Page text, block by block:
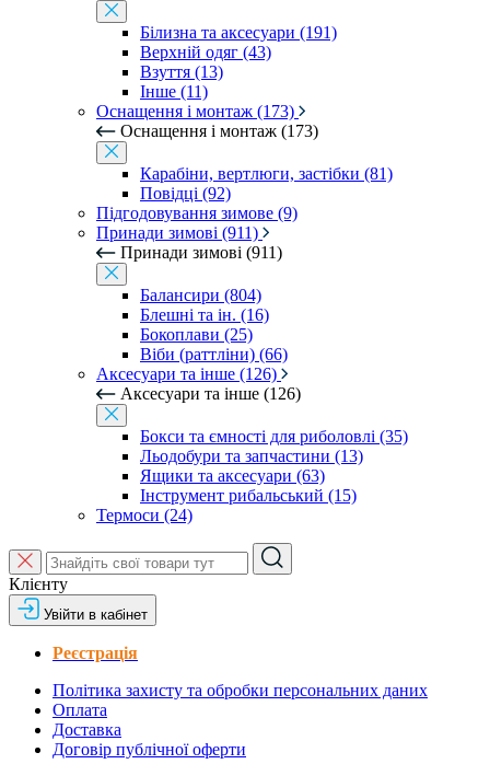
Білизна та аксесуари (191)
Верхній одяг (43)
Взуття (13)
Інше (11)
Оснащення і монтаж (173)
Оснащення і монтаж (173)
Карабіни, вертлюги, застібки (81)
Повідці (92)
Підгодовування зимове (9)
Принади зимові (911)
Принади зимові (911)
Балансири (804)
Блешні та ін. (16)
Бокоплави (25)
Віби (раттліни) (66)
Аксесуари та інше (126)
Аксесуари та інше (126)
Бокси та ємності для риболовлі (35)
Льодобури та запчастини (13)
Ящики та аксесуари (63)
Інструмент рибальський (15)
Термоси (24)
Клієнту
Увійти в кабінет
Реєстрація
Політика захисту та обробки персональних даних
Оплата
Доставка
Договір публічної оферти